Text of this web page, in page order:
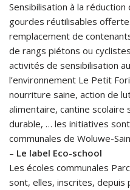
Sensibilisation à la
gourdes réutilisables
remplacement de
de rangs piétons ou
activités de sensibilisation
l’environnement Le Petit
nourriture saine, action de
alimentaire, cantine scolaire
durable, … les initiatives
communales de Woluwe-
– Le label Eco-school
Les écoles communales
sont, elles, inscrites, depuis